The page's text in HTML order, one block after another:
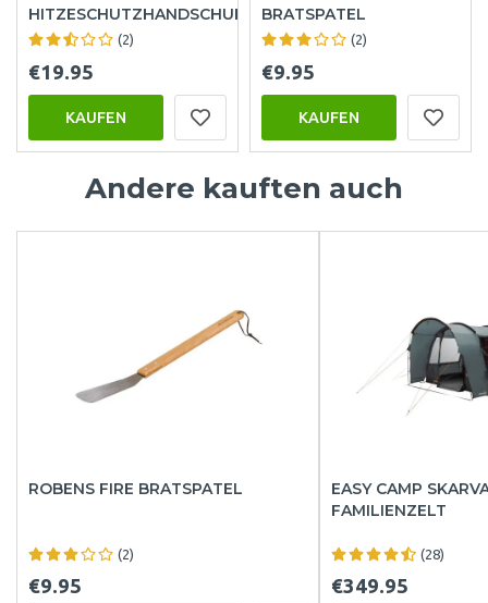
HITZESCHUTZHANDSCHUHE
(2)
€19.95
KAUFEN
BRATSPATEL
(2)
€9.95
KAUFEN
Andere kauften auch
ROBENS FIRE BRATSPATEL
(2)
€9.95
EASY CAMP
FAMILIENZELT
(28)
€349.95